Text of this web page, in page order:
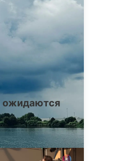
ожидаются